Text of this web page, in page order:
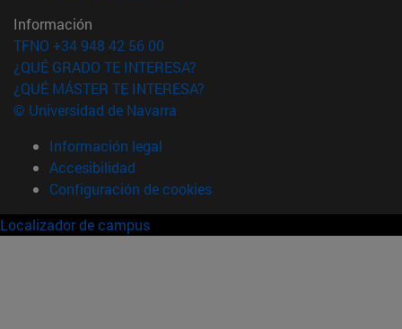
Información
TFNO +34 948 42 56 00
¿QUÉ GRADO TE INTERESA?
¿QUÉ MÁSTER TE INTERESA?
© Universidad de Navarra
Información legal
Accesibilidad
Configuración de cookies
Localizador de campus